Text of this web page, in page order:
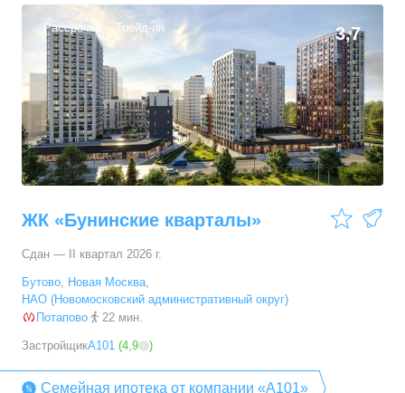
Рассрочка Трейд-ин 3,7
ЖК «Бунинские кварталы»
Сдан — II квартал 2026 г.
Бутово, Новая Москва,
НАО (Новомосковский административный округ)
Потапово
22 мин.
ЗастройщикА101 (4,9 )
Семейная ипотека от компании «А101»